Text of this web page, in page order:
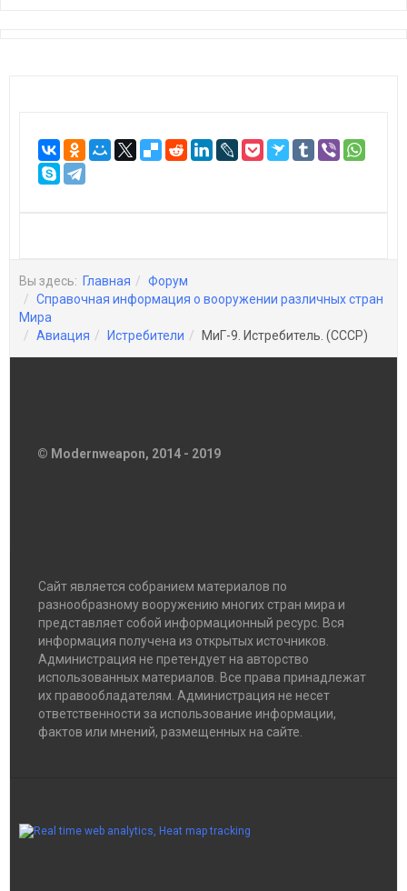
Вы здесь: Главная
Форум
Справочная информация о вооружении различных стран
Мира
Авиация
Истребители МиГ-9. Истребитель. (СССР)
© Modernweapon, 2014 - 2019
Сайт является собранием материалов по
разнообразному вооружению многих стран мира и
представляет собой информационный ресурс. Вся
информация получена из открытых источников.
Администрация не претендует на авторство
использованных материалов. Все права принадлежат
их правообладателям. Администрация не несет
ответственности за использование информации,
фактов или мнений, размещенных на сайте.